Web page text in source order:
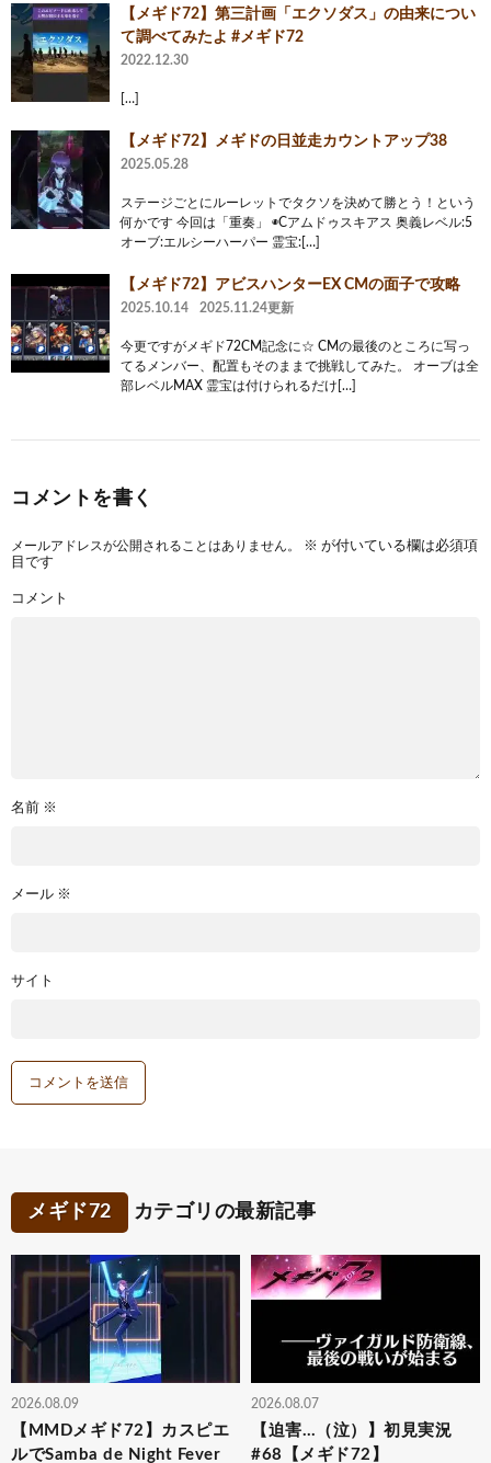
【メギド72】第三計画「エクソダス」の由来につい
て調べてみたよ #メギド72
2022.12.30
[…]
【メギド72】メギドの日並走カウントアップ38
2025.05.28
ステージごとにルーレットでタクソを決めて勝とう！という
何かです 今回は「重奏」 ◉Cアムドゥスキアス 奥義レベル:5
オーブ:エルシーハーパー 霊宝:[…]
【メギド72】アビスハンターEX CMの面子で攻略
2025.10.14 2025.11.24更新
今更ですがメギド72CM記念に☆ CMの最後のところに写っ
てるメンバー、配置もそのままで挑戦してみた。 オーブは全
部レベルMAX 霊宝は付けられるだけ[…]
コメントを書く
メールアドレスが公開されることはありません。 ※ が付いている欄は必須項
目です
コメント
名前 ※
メール ※
サイト
メギド72 カテゴリの最新記事
2026.08.09
【MMDメギド72】カスピエ
ルでSamba de Night Fever
2026.08.07
【迫害…（泣）】初見実況
#68【メギド72】